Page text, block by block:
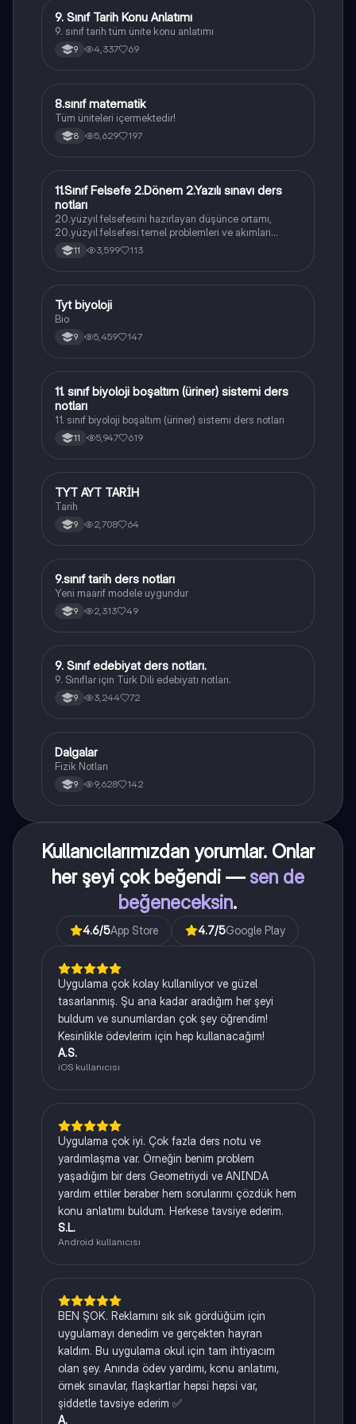
Tarih
9. Sınıf Tarih Konu Anlatımı
9. sınıf tarih tüm ünite konu anlatımı
9 4,337 69
Matematik
8.sınıf matematik
Tüm üniteleri içermektedir!
8 5,629 197
Felsefe
11.Sınıf Felsefe 2.Dönem 2.Yazılı sınavı ders
notları
20.yüzyıl felsefesini hazırlayan düşünce ortamı,
20.yüzyıl felsefesi temel problemleri ve akımları
konularını içermektedir
11 3,599 113
Biyoloji
Tyt biyoloji
Bio
9 5,459 147
Biyoloji
11. sınıf biyoloji boşaltım (üriner) sistemi ders
notları
11. sınıf biyoloji boşaltım (üriner) sistemi ders notları
11 5,947 619
Tarih
TYT AYT TARİH
Tarih
9 2,708 64
Tarih
9.sınıf tarih ders notları
Yeni maarif modele uygundur
9 2,313 49
Türk Dili ve Edebiyatı
9. Sınıf edebiyat ders notları.
9. Sınıflar için Türk Dili edebiyatı notları.
9 3,244 72
Fizik
Dalgalar
Fizik Notları
9 9,628 142
Kullanıcılarımızdan yorumlar. Onlar
her şeyi çok beğendi — sen de
beğeneceksin.
4.6/5App Store 4.7/5Google Play
Uygulama çok kolay kullanılıyor ve güzel
tasarlanmış. Şu ana kadar aradığım her şeyi
buldum ve sunumlardan çok şey öğrendim!
Kesinlikle ödevlerim için hep kullanacağım!
A.S.
iOS kullanıcısı
Uygulama çok iyi. Çok fazla ders notu ve
yardımlaşma var. Örneğin benim problem
yaşadığım bir ders Geometriydi ve ANINDA
yardım ettiler beraber hem sorularımı çözdük hem
konu anlatımı buldum. Herkese tavsiye ederim.
S.L.
Android kullanıcısı
BEN ŞOK. Reklamını sık sık gördüğüm için
uygulamayı denedim ve gerçekten hayran
kaldım. Bu uygulama okul için tam ihtiyacım
olan şey. Anında ödev yardımı, konu anlatımı,
örnek sınavlar, flaşkartlar hepsi hepsi var,
şiddetle tavsiye ederim ✅
A.